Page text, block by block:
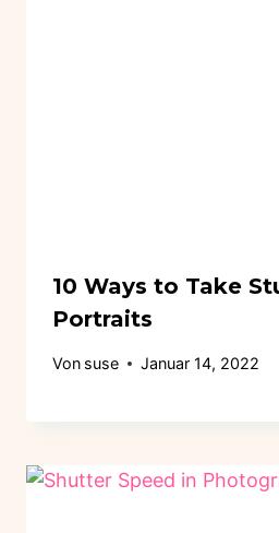
10 Ways to Take
Portraits
Von suse Januar 14, 2022